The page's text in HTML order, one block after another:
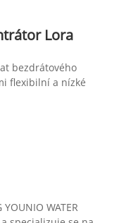
Lora
bezdrátového
flexibilní a nízké
WATER